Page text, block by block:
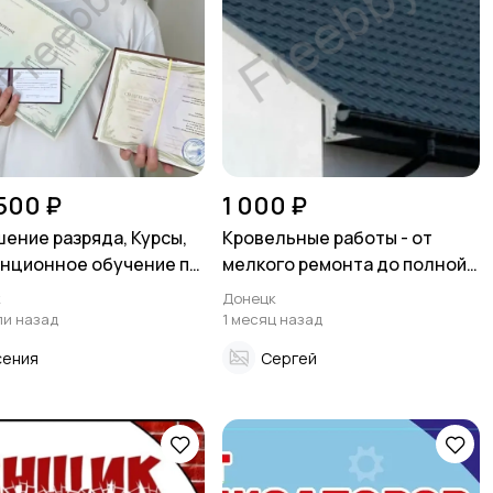
₽
разряда, Курсы,
обучение по
специальностям
назад
1 000 ₽
Кровельные работы - от
мелкого ремонта до полной
замены кровли
Донецк
1 месяц назад
Сергей